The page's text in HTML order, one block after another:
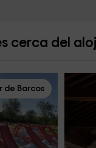
cerca del
de Barcos